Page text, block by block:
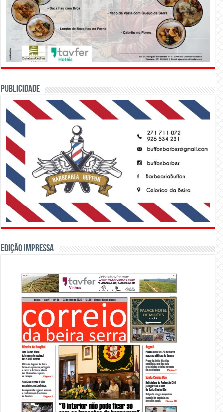
PUBLICIDADE
Edição Impressa